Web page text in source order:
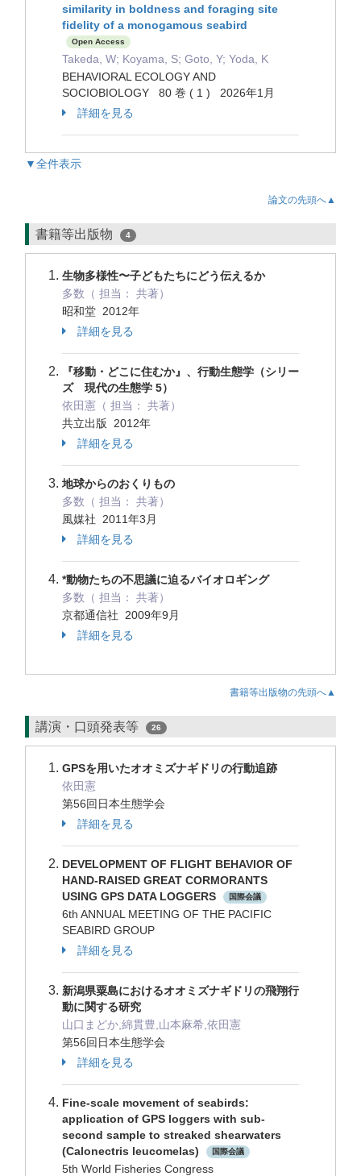
similarity in boldness and foraging site
fidelity of a monogamous seabird
Open Access
Takeda, W; Koyama, S; Goto, Y; Yoda, K
BEHAVIORAL ECOLOGY AND
SOCIOBIOLOGY 80 巻 ( 1 ) 2026年1月
詳細を見る
▼全件表示
論文の先頭へ▲
書籍等出版物 4
生物多様性〜子どもたちにどう伝えるか
多数（ 担当： 共著）
昭和堂 2012年
詳細を見る
『移動・どこに住むか』、行動生態学（シリー
ズ 現代の生態学 5）
依田憲（ 担当： 共著）
共立出版 2012年
詳細を見る
地球からのおくりもの
多数（ 担当： 共著）
風媒社 2011年3月
詳細を見る
*動物たちの不思議に迫るバイオロギング
多数（ 担当： 共著）
京都通信社 2009年9月
詳細を見る
書籍等出版物の先頭へ▲
講演・口頭発表等 26
GPSを用いたオオミズナギドリの行動追跡
依田憲
第56回日本生態学会
詳細を見る
DEVELOPMENT OF FLIGHT BEHAVIOR OF
HAND-RAISED GREAT CORMORANTS
USING GPS DATA LOGGERS
国際会議
6th ANNUAL MEETING OF THE PACIFIC
SEABIRD GROUP
詳細を見る
新潟県粟島におけるオオミズナギドリの飛翔行
動に関する研究
山口まどか,綿貫豊,山本麻希,依田憲
第56回日本生態学会
詳細を見る
Fine-scale movement of seabirds:
application of GPS loggers with sub-
second sample to streaked shearwaters
(Calonectris leucomelas)
国際会議
5th World Fisheries Congress